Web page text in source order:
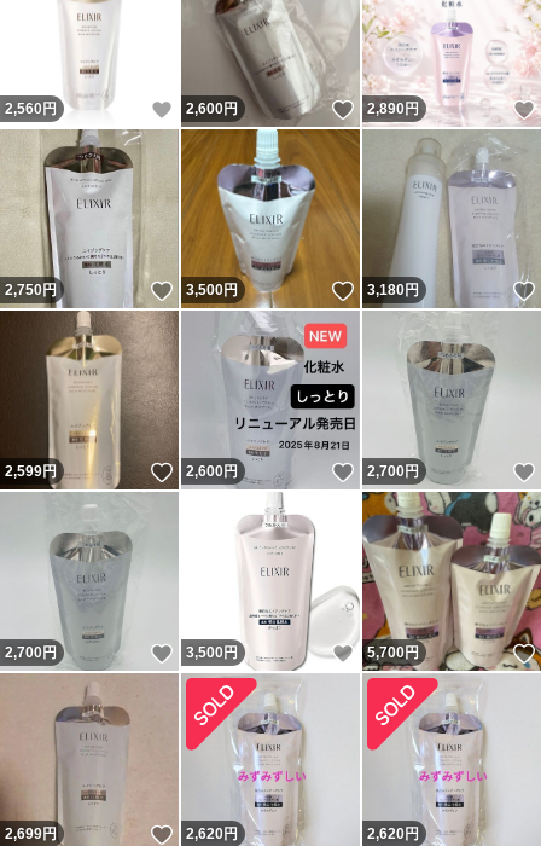
2,560 円 いいね！
2,600円 いいね！
2,890円
2,750円 いいね！
3,500円 いいね！
3,180円
2,599円 いいね！
2,600円 いいね！
2,700円
2,700円 いいね！
3,500 円 いいね！
5,700円
2,699円 いいね！
2,620円 2,620円